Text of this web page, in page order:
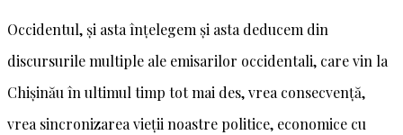
Occidentul, și asta înțelegem și asta deducem din
discursurile multiple ale emisarilor occidentali, care vin la
Chișinău în ultimul timp tot mai des, vrea consecvență,
vrea sincronizarea vieții noastre politice, economice cu